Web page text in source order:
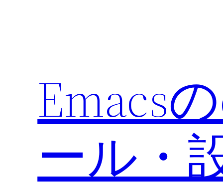
Emacs
ール・